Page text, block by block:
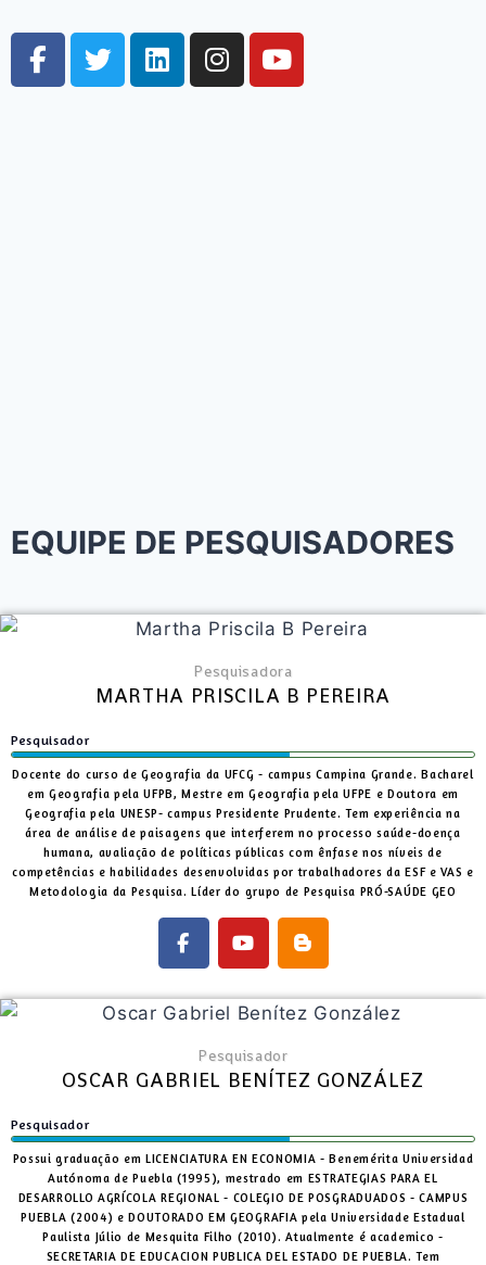
EQUIPE DE PESQUISADORES
Pesquisadora
MARTHA PRISCILA B PEREIRA
Pesquisador
Docente do curso de Geografia da UFCG - campus Campina Grande. Bacharel
em Geografia pela UFPB, Mestre em Geografia pela UFPE e Doutora em
Geografia pela UNESP- campus Presidente Prudente. Tem experiência na
área de análise de paisagens que interferem no processo saúde-doença
humana, avaliação de políticas públicas com ênfase nos níveis de
competências e habilidades desenvolvidas por trabalhadores da ESF e VAS e
Metodologia da Pesquisa. Líder do grupo de Pesquisa PRÓ-SAÚDE GEO
Pesquisador
OSCAR GABRIEL BENÍTEZ GONZÁLEZ
Pesquisador
Possui graduação em LICENCIATURA EN ECONOMIA - Benemérita Universidad
Autónoma de Puebla (1995), mestrado em ESTRATEGIAS PARA EL
DESARROLLO AGRÍCOLA REGIONAL - COLEGIO DE POSGRADUADOS - CAMPUS
PUEBLA (2004) e DOUTORADO EM GEOGRAFIA pela Universidade Estadual
Paulista Júlio de Mesquita Filho (2010). Atualmente é academico -
SECRETARIA DE EDUCACION PUBLICA DEL ESTADO DE PUEBLA. Tem